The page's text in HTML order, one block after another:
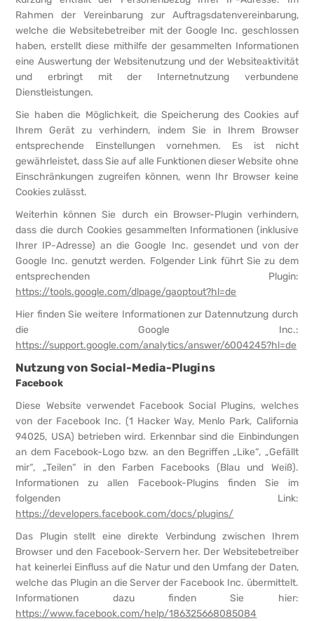
Rahmen der Vereinbarung zur Auftragsdatenvereinbarung,
welche die Websitebetreiber mit der Google Inc. geschlossen
haben, erstellt diese mithilfe der gesammelten Informationen
eine Auswertung der Websitenutzung und der Websiteaktivität
und erbringt mit der Internetnutzung verbundene
Dienstleistungen.
Sie haben die Möglichkeit, die Speicherung des Cookies auf
Ihrem Gerät zu verhindern, indem Sie in Ihrem Browser
entsprechende Einstellungen vornehmen. Es ist nicht
gewährleistet, dass Sie auf alle Funktionen dieser Website ohne
Einschränkungen zugreifen können, wenn Ihr Browser keine
Cookies zulässt.
Weiterhin können Sie durch ein Browser-Plugin verhindern,
dass die durch Cookies gesammelten Informationen (inklusive
Ihrer IP-Adresse) an die Google Inc. gesendet und von der
Google Inc. genutzt werden. Folgender Link führt Sie zu dem
entsprechenden Plugin:
https://tools.google.com/dlpage/gaoptout?hl=de
Hier finden Sie weitere Informationen zur Datennutzung durch
die Google Inc.:
https://support.google.com/analytics/answer/6004245?hl=de
Nutzung von Social-Media-Plugins
Facebook
Diese Website verwendet Facebook Social Plugins, welches
von der Facebook Inc. (1 Hacker Way, Menlo Park, California
94025, USA) betrieben wird. Erkennbar sind die Einbindungen
an dem Facebook-Logo bzw. an den Begriffen „Like“, „Gefällt
mir“, „Teilen“ in den Farben Facebooks (Blau und Weiß).
Informationen zu allen Facebook-Plugins finden Sie im
folgenden Link:
https://developers.facebook.com/docs/plugins/
Das Plugin stellt eine direkte Verbindung zwischen Ihrem
Browser und den Facebook-Servern her. Der Websitebetreiber
hat keinerlei Einfluss auf die Natur und den Umfang der Daten,
welche das Plugin an die Server der Facebook Inc. übermittelt.
Informationen dazu finden Sie hier:
https://www.facebook.com/help/186325668085084